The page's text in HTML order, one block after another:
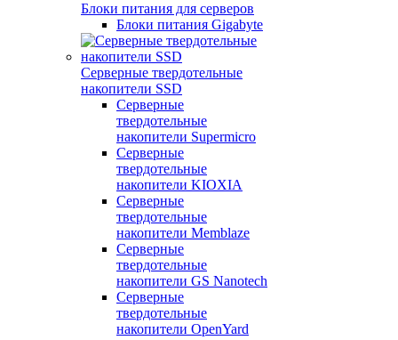
Блоки питания для серверов
Блоки питания Gigabyte
Серверные твердотельные
накопители SSD
Cерверные
твердотельные
накопители Supermicro
Cерверные
твердотельные
накопители KIOXIA
Cерверные
твердотельные
накопители Memblaze
Cерверные
твердотельные
накопители GS Nanotech
Серверные
твердотельные
накопители OpenYard